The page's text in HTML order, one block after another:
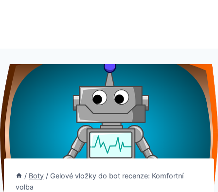
/ Boty / Gelové vložky do bot recenze: Komfortní
volba